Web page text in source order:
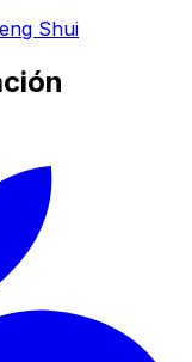
Shui